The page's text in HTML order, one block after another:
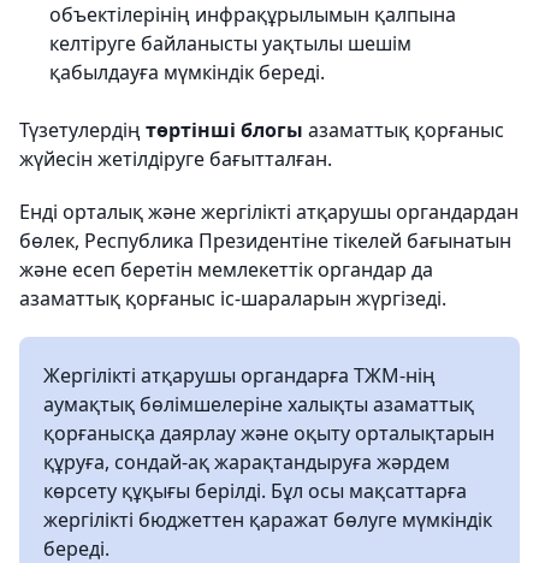
объектілерінің инфрақұрылымын қалпына
келтіруге байланысты уақтылы шешім
қабылдауға мүмкіндік береді.
Түзетулердің төртінші блогы азаматтық қорғаныс
жүйесін жетілдіруге бағытталған.
Енді орталық және жергілікті атқарушы органдардан
бөлек, Республика Президентіне тікелей бағынатын
және есеп беретін мемлекеттік органдар да
азаматтық қорғаныс іс-шараларын жүргізеді.
Жергілікті атқарушы органдарға ТЖМ-нің
аумақтық бөлімшелеріне халықты азаматтық
қорғанысқа даярлау және оқыту орталықтарын
құруға, сондай-ақ жарақтандыруға жәрдем
көрсету құқығы берілді. Бұл осы мақсаттарға
жергілікті бюджеттен қаражат бөлуге мүмкіндік
береді.